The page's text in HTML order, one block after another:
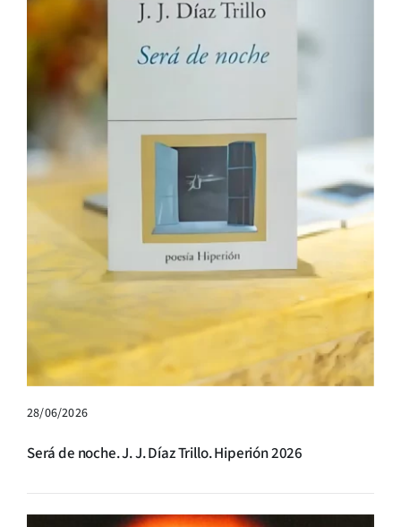
28/06/2026
Será de noche. J. J. Díaz Trillo. Hiperión 2026